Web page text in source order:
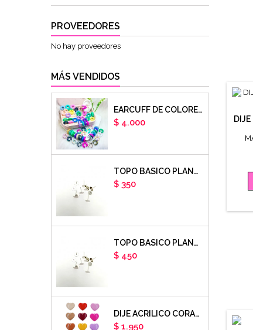
PROVEEDORES
No hay proveedores
MÁS VENDIDOS
EARCUFF DE COLORES EN ARCILLA POLIMERICA X UNIDAD
Precio
$ 4.000
TOPO BASICO PLANO 6MM ACERO PLATEADO X PAR
Precio
$ 350
TOPO BASICO PLANO 8MM ACERO PLATEADO X PAR
Precio
$ 450
DIJE ACRILICO CORAZON LISO X UNIDAD
Precio
$ 1.950